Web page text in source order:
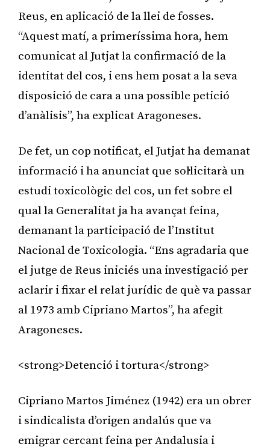
Reus, en aplicació de la llei de fosses.
“Aquest matí, a primeríssima hora, hem
comunicat al Jutjat la confirmació de la
identitat del cos, i ens hem posat a la seva
disposició de cara a una possible petició
d’anàlisis”, ha explicat Aragoneses.
De fet, un cop notificat, el Jutjat ha demanat
informació i ha anunciat que sol·licitarà un
estudi toxicològic del cos, un fet sobre el
qual la Generalitat ja ha avançat feina,
demanant la participació de l’Institut
Nacional de Toxicologia. “Ens agradaria que
el jutge de Reus iniciés una investigació per
aclarir i fixar el relat jurídic de què va passar
al 1973 amb Cipriano Martos”, ha afegit
Aragoneses.
<strong>Detenció i tortura</strong>
Cipriano Martos Jiménez (1942) era un obrer
i sindicalista d’origen andalús que va
emigrar cercant feina per Andalusia i